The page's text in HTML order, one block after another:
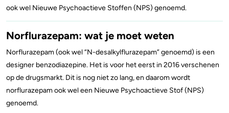
ook wel Nieuwe Psychoactieve Stoffen (NPS) genoemd.
Norflurazepam: wat je moet weten
Norflurazepam (ook wel “N-desalkylflurazepam” genoemd) is een
designer benzodiazepine. Het is voor het eerst in 2016 verschenen
op de drugsmarkt. Dit is nog niet zo lang, en daarom wordt
norflurazepam ook wel een Nieuwe Psychoactieve Stof (NPS)
genoemd.